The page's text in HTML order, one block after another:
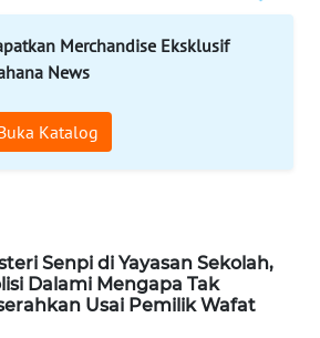
Merchandise Eksklusif
News
Katalog
Senpi di Yayasan Sekolah,
Dalami Mengapa Tak
Usai Pemilik Wafat